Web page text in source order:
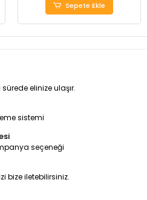
Sepete Ekle
elinize ulaşır.
sistemi
seçeneği
bize iletebilirsiniz.